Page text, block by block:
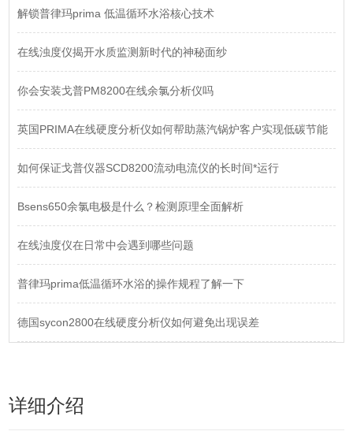
解锁普律玛prima 低温循环水浴核心技术
在线浊度仪揭开水质监测新时代的神秘面纱
你会安装戈普PM8200在线余氯分析仪吗
英国PRIMA在线硬度分析仪如何帮助蒸汽锅炉客户实现低碳节能
如何保证戈普仪器SCD8200流动电流仪的长时间*运行
Bsens650余氯电极是什么？检测原理全面解析
在线浊度仪在日常中会遇到哪些问题
普律玛prima低温循环水浴的操作规程了解一下
德国sycon2800在线硬度分析仪如何避免出现误差
详细介绍